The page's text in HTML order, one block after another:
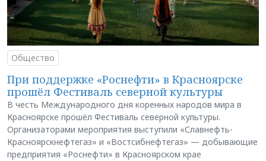
Общество
При поддержке «Роснефти» в Красноярске
прошёл Фестиваль северной культуры
В честь Международного дня коренных народов мира в
Красноярске прошёл Фестиваль северной культуры.
Организаторами мероприятия выступили «Славнефть-
Красноярскнефтегаз» и «Востсибнефтегаз» — добывающие
предприятия «Роснефти» в Красноярском крае